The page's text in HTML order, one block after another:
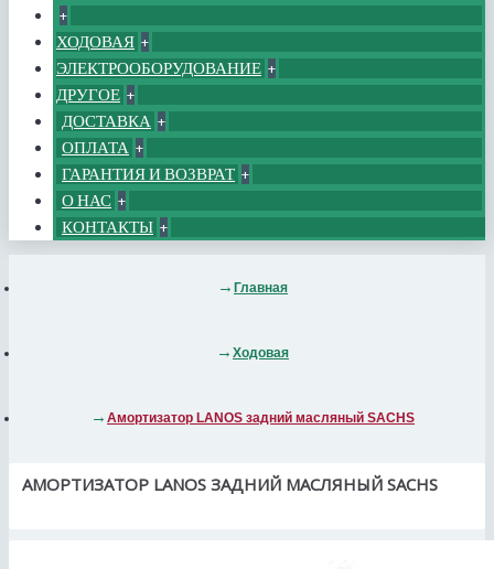
+
ХОДОВАЯ +
ЭЛЕКТРООБОРУДОВАНИЕ +
ДРУГОЕ +
ДОСТАВКА +
ОПЛАТА +
ГАРАНТИЯ И ВОЗВРАТ +
О НАС +
КОНТАКТЫ +
Главная
Ходовая
Амортизатор LANOS задний масляный SACHS
АМОРТИЗАТОР LANOS ЗАДНИЙ МАСЛЯНЫЙ SACHS